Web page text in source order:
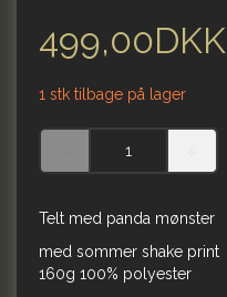
499,00DKK
1 stk tilbage på lager
Telt med panda mønster
med sommer shake print
160g 100% polyester